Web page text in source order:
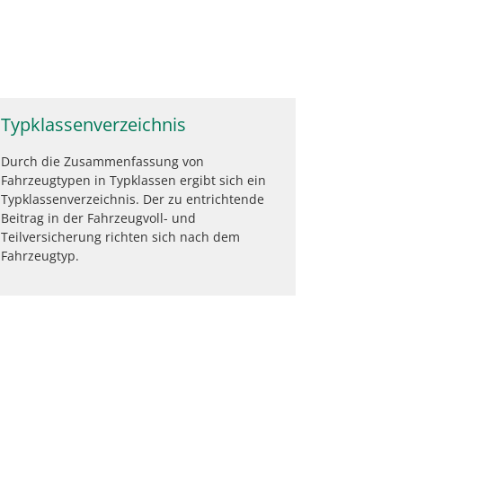
Typklassenverzeichnis
Durch die Zusammenfassung von
Fahrzeugtypen in Typklassen ergibt sich ein
Typklassenverzeichnis. Der zu entrichtende
Beitrag in der Fahrzeugvoll- und
Teilversicherung richten sich nach dem
Fahrzeugtyp.